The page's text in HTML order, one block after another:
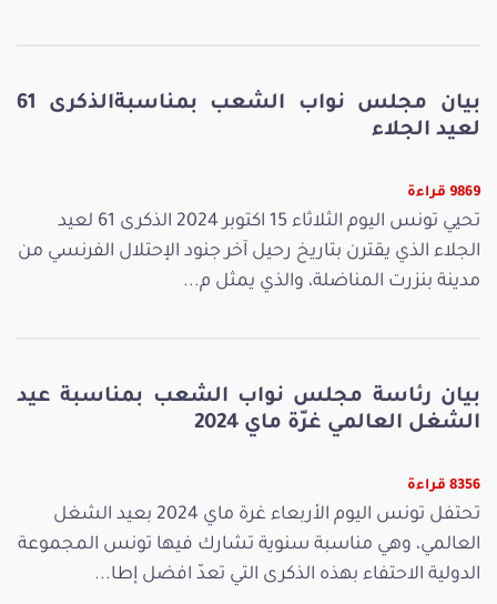
بيان مجلس نواب الشعب بمناسبةالذكرى 61
لعيد الجلاء
9869 قراءة
تحيي تونس اليوم الثلاثاء 15 اكتوبر 2024 الذكرى 61 لعيد
الجلاء الذي يقترن بتاريخ رحيل آخر جنود الإحتلال الفرنسي من
مدينة بنزرت المناضلة، والذي يمثل م...
بيان رئاسة مجلس نواب الشعب بمناسبة عيد
الشغل العالمي غرّة ماي 2024
8356 قراءة
تحتفل تونس اليوم الأربعاء غرة ماي 2024 بعيد الشغل
العالمي، وهي مناسبة سنوية تشارك فيها تونس المجموعة
الدولية الاحتفاء بهذه الذكرى التي تعدّ افضل إطا...